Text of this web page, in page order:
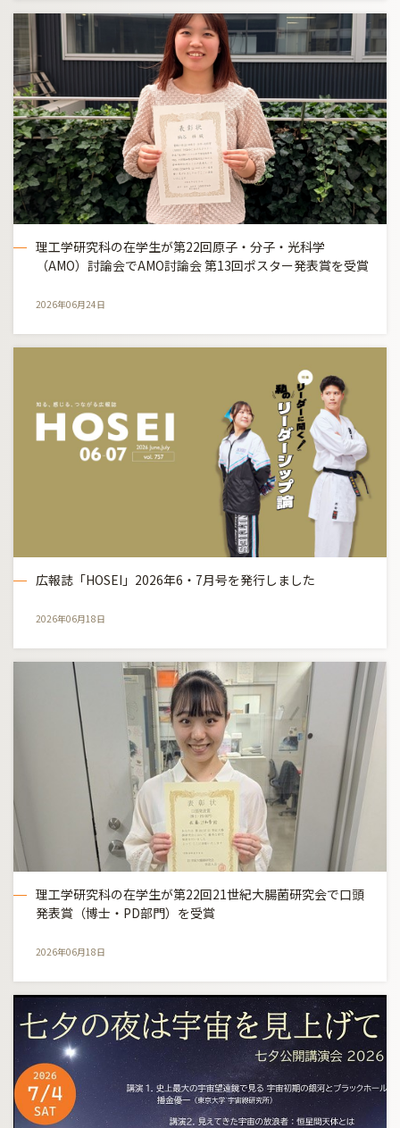
理工学研究科の在学生が第22回原子・分子・光科学
（AMO）討論会でAMO討論会 第13回ポスター発表賞を受賞
2026年06月24日
広報誌「HOSEI」2026年6・7月号を発行しました
2026年06月18日
理工学研究科の在学生が第22回21世紀大腸菌研究会で口頭
発表賞（博士・PD部門）を受賞
2026年06月18日